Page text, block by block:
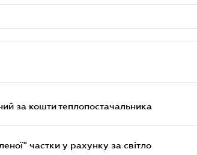
за кошти теплопостачальника
частки у рахунку за світло